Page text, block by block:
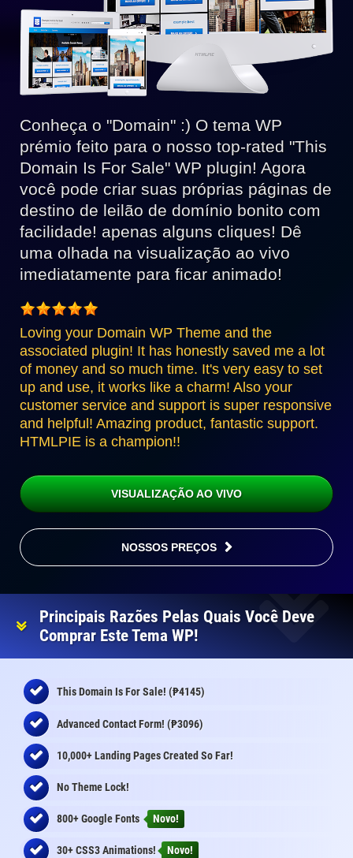
Conheça o "Domain" :) O tema WP
prémio feito para o nosso top-rated "This
Domain Is For Sale" WP plugin! Agora
você pode criar suas próprias páginas de
destino de leilão de domínio bonito com
facilidade! apenas alguns cliques! Dê
uma olhada na visualização ao vivo
imediatamente para ficar animado!
Loving your Domain WP Theme and the
associated plugin! It has honestly saved me a lot
of money and so much time. It's very easy to set
up and use, it works like a charm! Also your
customer service and support is super responsive
and helpful! Amazing product, fantastic support.
HTMLPIE is a champion!!
VISUALIZAÇÃO AO VIVO
NOSSOS PREÇOS
Principais Razões Pelas Quais Você Deve
Comprar Este Tema WP!
This Domain Is For Sale! (₱4145)
Advanced Contact Form! (₱3096)
10,000+ Landing Pages Created So Far!
No Theme Lock!
800+ Google Fonts Novo!
30+ CSS3 Animations! Novo!